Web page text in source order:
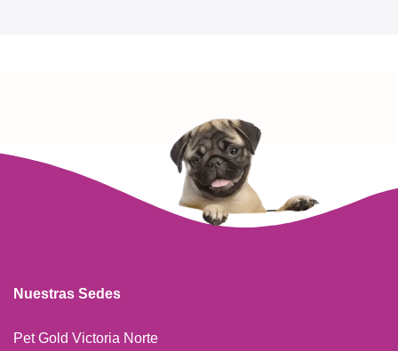
Nuestras Sedes
Pet Gold Victoria Norte